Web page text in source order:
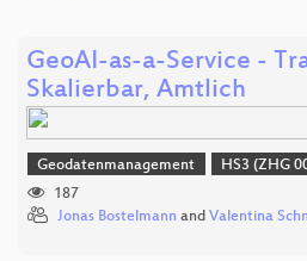
GeoAI-as-a-Service -
Skalierbar, Amtlich
Geodatenmanagement HS3 (ZHG
187
Jonas Bostelmann and Valentina